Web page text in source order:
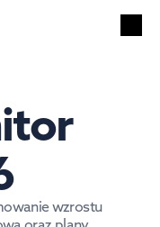
wzrostu